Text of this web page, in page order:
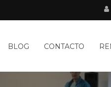
BLOG CONTACTO